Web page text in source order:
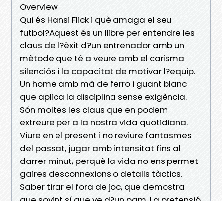
Overview
Qui és Hansi Flick i què amaga el seu
futbol?Aquest és un llibre per entendre les
claus de l?èxit d?un entrenador amb un
mètode que té a veure amb el carisma
silenciós i la capacitat de motivar l?equip.
Un home amb mà de ferro i guant blanc
que aplica la disciplina sense exigència.
Són moltes les claus que en podem
extreure per a la nostra vida quotidiana.
Viure en el present i no reviure fantasmes
del passat, jugar amb intensitat fins al
darrer minut, perquè la vida no ens permet
gaires desconnexions o detalls tàctics.
Saber tirar el fora de joc, que demostra